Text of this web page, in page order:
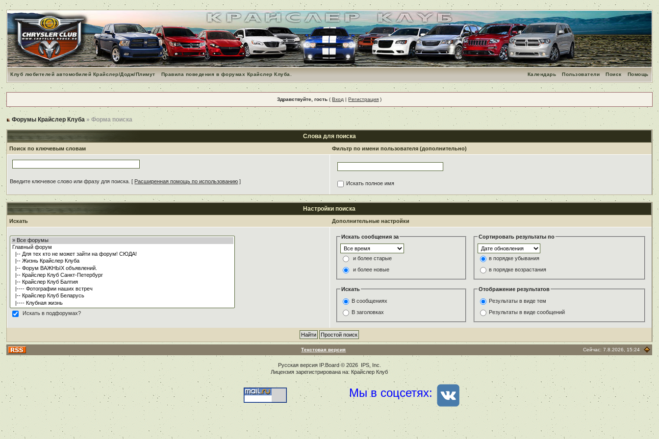
Клуб любителей автомобилей Крайслер/Додж/Плимут Правила поведения в форумах Крайслер Клуба. Помощь
Поиск
Пользователи
Календарь
Здравствуйте, гость (Вход |Регистрация )
Форумы Крайслер Клуба » Форма поиска
Слова для поиска
Поиск по ключевым словам Фильтр по имени пользователя (дополнительно)
Введите ключевое слово или фразу для поиска. [ Расширенная помощь по использованию ] Искать полное имя
Настройки поиска
Искать Дополнительные настройки
Искать в подфорумах?
Искать сообщения за
и более старые
и более новые
Сортировать результаты по
в порядке убывания
в порядке возрастания
Искать
В сообщениях
В заголовках
Отображение результатов
Результаты в виде тем
Результаты в виде сообщений
Текстовая версия Сейчас: 7.8.2026, 15:24
Русская версия IP.Board© 2026 IPS, Inc
Лицензия зарегистрирована на: Крайслер Клуб
Мы в соцсетях: